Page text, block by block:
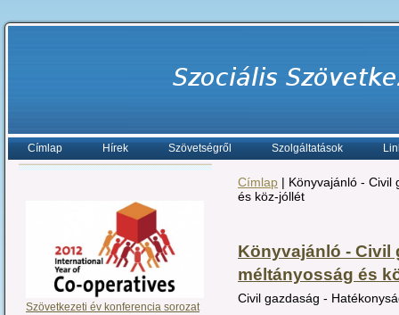
Címlap Hírek Szövetségről Szolgáltatások
Szövetkezeti év konferencia sorozat
Címlap | Könyvajánló - Civil
és köz-jóllét
Könyvajánló - Civil
méltányosság és
Civil gazdaság -